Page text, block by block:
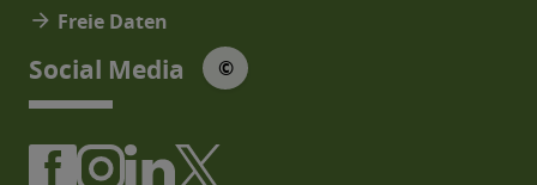
arrow_forward Freie Daten
Social Media © © Social Media Icons: jam-